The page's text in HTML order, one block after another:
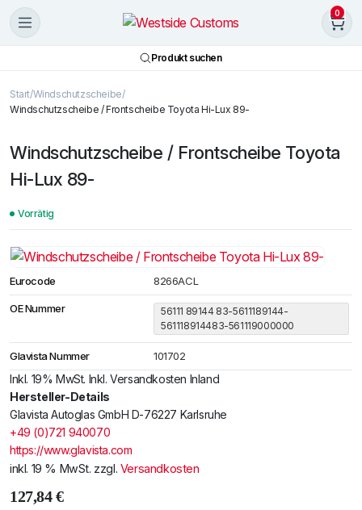
0
Produkt suchen
Start Windschutzscheibe
Windschutzscheibe / Frontscheibe Toyota Hi-Lux 89-
Windschutzscheibe / Frontscheibe Toyota
Hi-Lux 89-
Vorrätig
Eurocode 8266ACL
OE Nummer
56111 89144 83-5611189144-
561118914483-561119000000
Glavista Nummer 101702
Inkl. 19% MwSt. Inkl. Versandkosten Inland
Hersteller-Details
Glavista Autoglas GmbH D-76227 Karlsruhe
+49 (0)721 940070
https://www.glavista.com
inkl. 19 % MwSt. zzgl. Versandkosten
127,84€